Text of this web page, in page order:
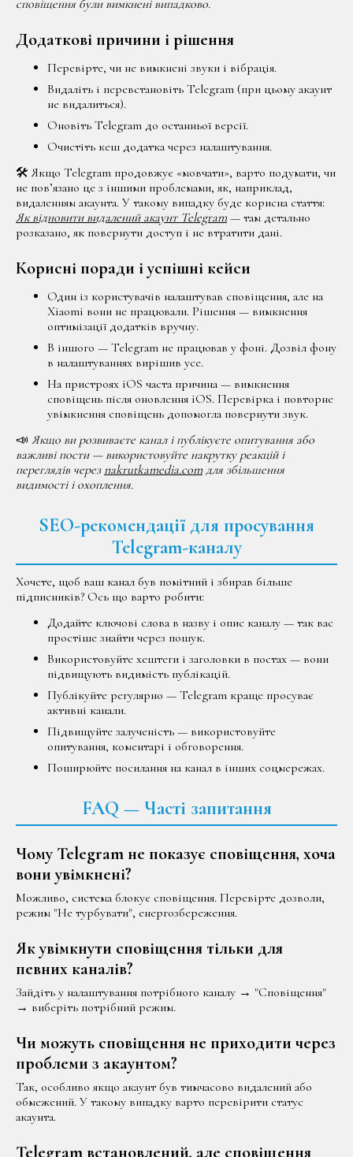
сповіщення були вимкнені випадково.
Додаткові причини і рішення
Перевірте, чи не вимкнені звуки і вібрація.
Видаліть і перевстановіть Telegram (при цьому акаунт
не видалиться).
Оновіть Telegram до останньої версії.
Очистіть кеш додатка через налаштування.
🛠 Якщо Telegram продовжує «мовчати», варто подумати, чи
не пов’язано це з іншими проблемами, як, наприклад,
видаленням акаунта. У такому випадку буде корисна стаття:
Як відновити видалений акаунт Telegram — там детально
розказано, як повернути доступ і не втратити дані.
Корисні поради і успішні кейси
Один із користувачів налаштував сповіщення, але на
Xiaomi вони не працювали. Рішення — вимкнення
оптимізації додатків вручну.
В іншого — Telegram не працював у фоні. Дозвіл фону
в налаштуваннях вирішив усе.
На пристроях iOS часта причина — вимкнення
сповіщень після оновлення iOS. Перевірка і повторне
увімкнення сповіщень допомогла повернути звук.
📣 Якщо ви розвиваєте канал і публікуєте опитування або
важливі пости — використовуйте накрутку реакцій і
переглядів через nakrutkamedia.com для збільшення
видимості і охоплення.
SEO-рекомендації для просування
Telegram-каналу
Хочете, щоб ваш канал був помітний і збирав більше
підписників? Ось що варто робити:
Додайте ключові слова в назву і опис каналу — так вас
простіше знайти через пошук.
Використовуйте хештеги і заголовки в постах — вони
підвищують видимість публікацій.
Публікуйте регулярно — Telegram краще просуває
активні канали.
Підвищуйте залученість — використовуйте
опитування, коментарі і обговорення.
Поширюйте посилання на канал в інших соцмережах.
FAQ — Часті запитання
Чому Telegram не показує сповіщення, хоча
вони увімкнені?
Можливо, система блокує сповіщення. Перевірте дозволи,
режим "Не турбувати", енергозбереження.
Як увімкнути сповіщення тільки для
певних каналів?
Зайдіть у налаштування потрібного каналу → "Сповіщення"
→ виберіть потрібний режим.
Чи можуть сповіщення не приходити через
проблеми з акаунтом?
Так, особливо якщо акаунт був тимчасово видалений або
обмежений. У такому випадку варто перевірити статус
акаунта.
Telegram встановлений, але сповіщення